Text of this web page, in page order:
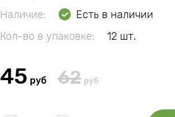
Наличие:
Есть в наличии
Кол-во в упаковке:
12 шт.
45 руб 62 руб